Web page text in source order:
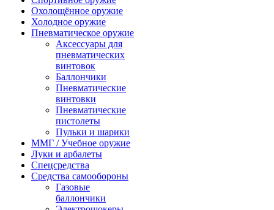
Охолощённое оружие
Холодное оружие
Пневматическое оружие
Аксессуары для
пневматических
винтовок
Баллончики
Пневматические
винтовки
Пневматические
пистолеты
Пульки и шарики
ММГ / Учебное оружие
Луки и арбалеты
Спецсредства
Средства самообороны
Газовые
баллончики